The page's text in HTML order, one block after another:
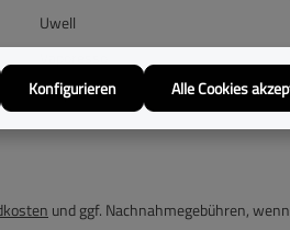
Uwell
Voopoo
und ggf. Nachnahmegebühren,
Konfigurieren Alle Cookies